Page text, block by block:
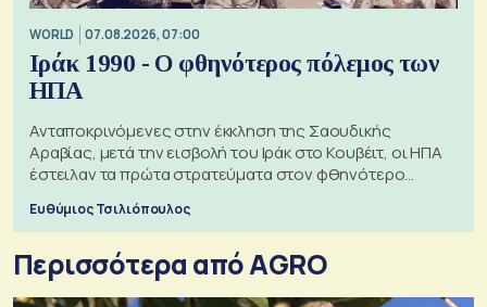
WORLD 07.08.2026, 07:00
Ιράκ 1990 - Ο φθηνότερος πόλεμος των
ΗΠΑ
Ανταποκρινόμενες στην έκκληση της Σαουδικής
Αραβίας, μετά την εισβολή του Ιράκ στο Κουβέιτ, οι ΗΠΑ
έστειλαν τα πρώτα στρατεύματα στον φθηνότερο
Ευθύμιος Τσιλιόπουλος
Περισσότερα από AGRO